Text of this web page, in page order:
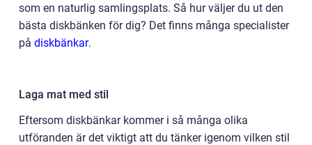
som en naturlig samlingsplats. Så hur väljer du ut den
bästa diskbänken för dig? Det finns många specialister
på diskbänkar.
Laga mat med stil
Eftersom diskbänkar kommer i så många olika
utföranden är det viktigt att du tänker igenom vilken stil